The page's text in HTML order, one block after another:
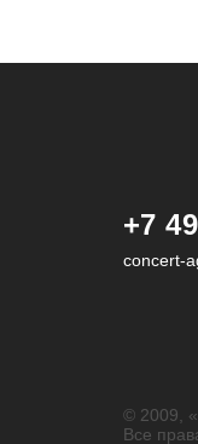
+7
concert-
© 2009,
Все